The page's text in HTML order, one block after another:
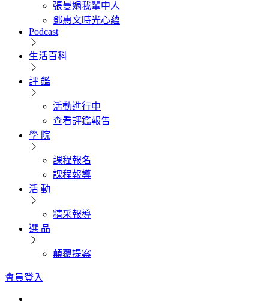
張曼娟我輩中人
鄧惠文時光心蘊
Podcast
生活百科
評 鑑
活動進行中
查看評鑑報告
學 院
課程報名
課程報導
活 動
精采報導
選 品
顛覆提案
會員登入